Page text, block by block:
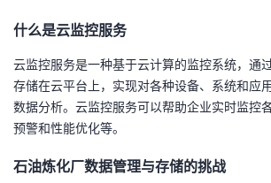
博
客
的
论
我
的
我
什么是云监控服务
云监控服务是一种基于云计算的监控系统，通
存储在云平台上，实现对各种设备、系统和应
数据分析。云监控服务可以帮助企业实时监控
预警和性能优化等。
石油炼化厂数据管理与存储的挑战